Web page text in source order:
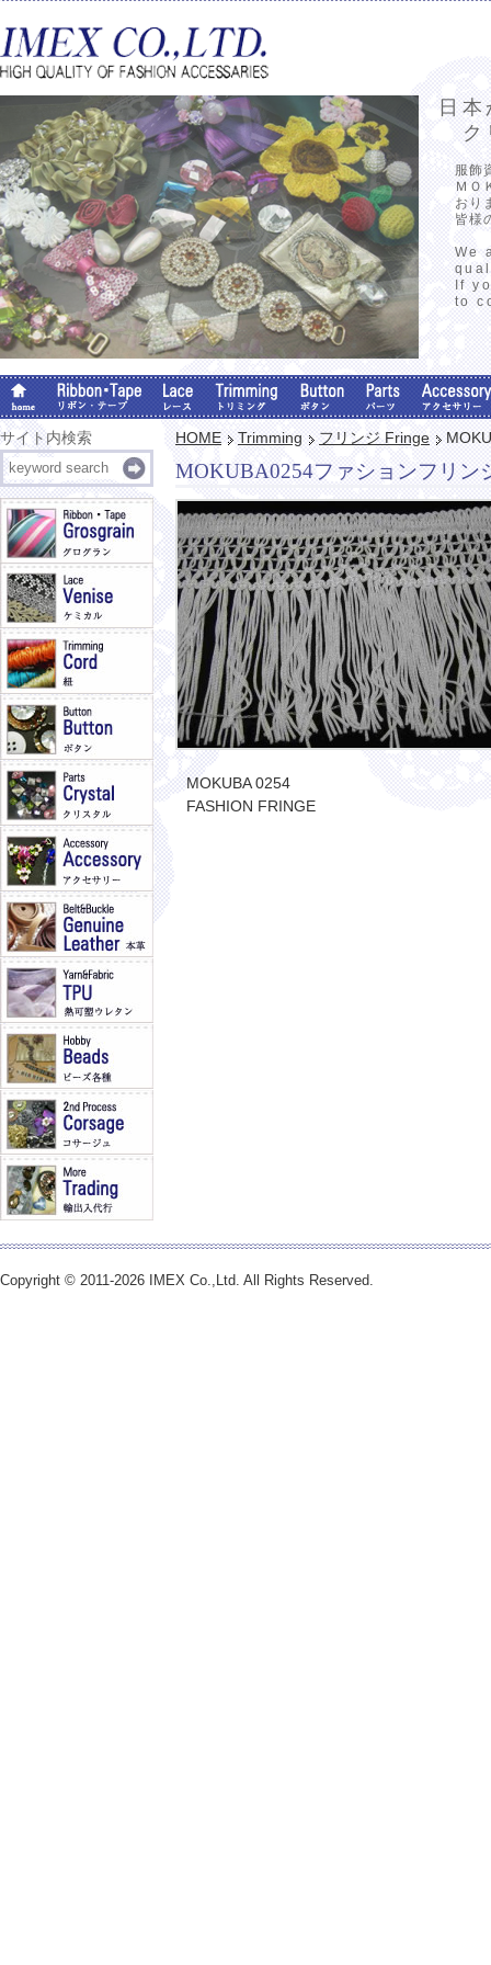
日
ク
服飾
ＭＯ
おり
皆様
We
If
to
サイト内検索 HOME Trimming フリンジ Fringe
MOKUBA0254ファションフリン
MOKUBA 0254
FASHION FRINGE
Copyright © 2011-2026 IMEX Co.,Ltd. All Rights Reserved.